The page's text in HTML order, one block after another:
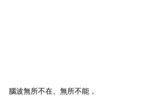
腦波無所不在、無所不能，